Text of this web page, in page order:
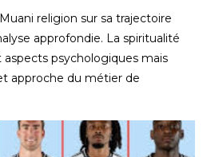
religion sur sa trajectoire
approfondie. La spiritualité
psychologiques mais
approche du métier de